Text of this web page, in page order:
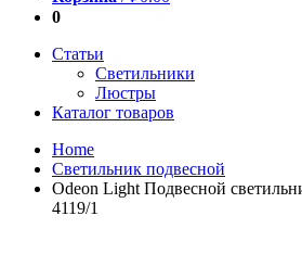
0
Статьи
Светильники
Люстры
Каталог товаров
Home
Светильник подвесной
Odeon Light Подвесной
4119/1